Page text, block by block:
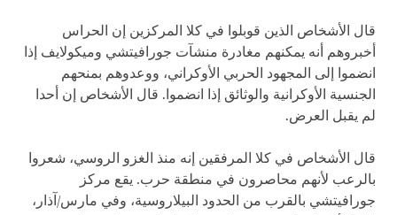
قال الأشخاص الذين قوبلوا في كلا المركزين إن الحراس
أخبروهم أنه يمكنهم مغادرة منشآت جورافيتشي وميكولايف إذا
انضموا إلى المجهود الحربي الأوكراني، ووعدوهم بمنحهم
الجنسية الأوكرانية والوثائق إذا انضموا. قال الأشخاص إن أحدا
لم يقبل العرض.
قال الأشخاص في كلا المرفقين إنه منذ الغزو الروسي، شعروا
بالرعب لأنهم محاصرون في منطقة حرب. يقع مركز
جورافيتشي بالقرب من الحدود البيلاروسية، وفي مارس/آذار،